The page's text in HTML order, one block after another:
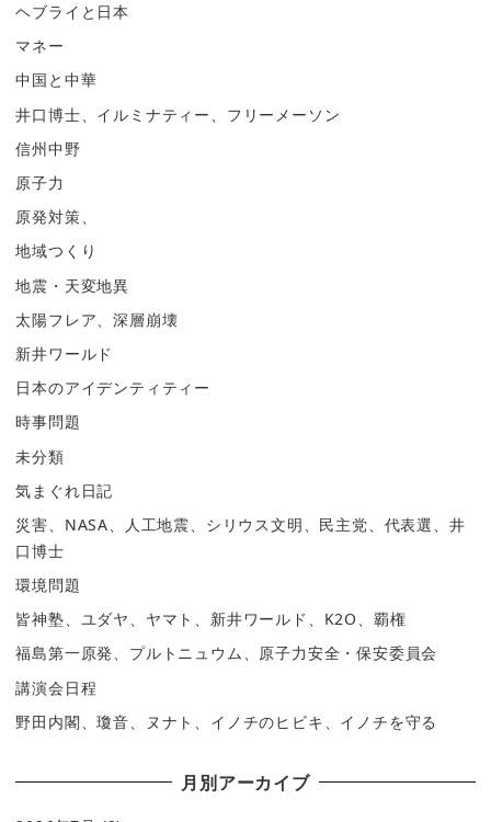
ヘブライと日本
マネー
中国と中華
井口博士、イルミナティー、フリーメーソン
信州中野
原子力
原発対策、
地域つくり
地震・天変地異
太陽フレア、深層崩壊
新井ワールド
日本のアイデンティティー
時事問題
未分類
気まぐれ日記
災害、NASA、人工地震、シリウス文明、民主党、代表選、井
口博士
環境問題
皆神塾、ユダヤ、ヤマト、新井ワールド、K2O、覇権
福島第一原発、プルトニュウム、原子力安全・保安委員会
講演会日程
野田内閣、瓊音、ヌナト、イノチのヒビキ、イノチを守る
月別アーカイブ